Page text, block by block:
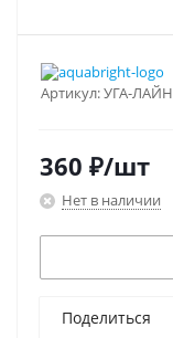
Артикул:УГА-ЛАЙН
360 ₽/шт
Нет в наличии
Поделиться